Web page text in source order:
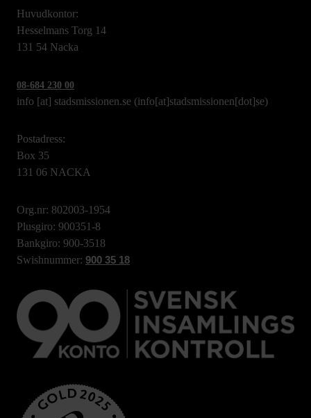
Huvudkontor:
Hesselmans Torg 14
131 54 Nacka
08-684 230 00
info [at] stadsmissionen.se (info[at]stadsmissionen[dot]se)
Postadress:
Box 35
131 06 NACKA
Org.nr: 802003-1954
Plusgiro: 900351-8
Bankgiro: 900-3518
Swishnummer: 900 35 18